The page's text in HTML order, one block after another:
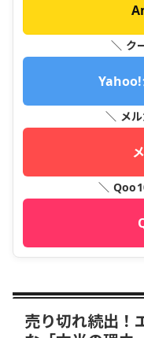
＼ ク
Yahoo!
＼ メ
＼
売り切れ続出！